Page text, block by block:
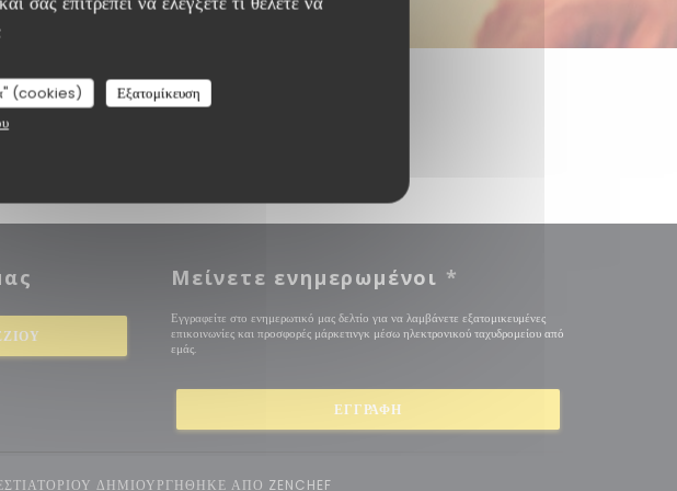
(cookies)
Εξατομίκευση
Μείνετε ενημερωμένοι *
Εγγραφείτε στο ενημερωτικό μας δελτίο για να λαμβάνετε εξατομικευμένες
επικοινωνίες και προσφορές μάρκετινγκ μέσω ηλεκτρονικού ταχυδρομείου από
εμάς.
ΕΓΓΡΑΦΉ
ΔΗΜΙΟΥΡΓΉΘΗΚΕ ΑΠΌ ZENCHEF